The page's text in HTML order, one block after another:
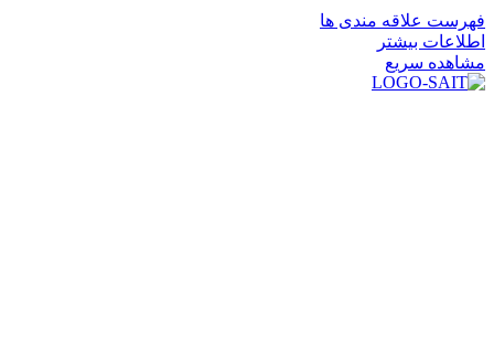
فهرست علاقه مندی ها
اطلاعات بیشتر
مشاهده سریع